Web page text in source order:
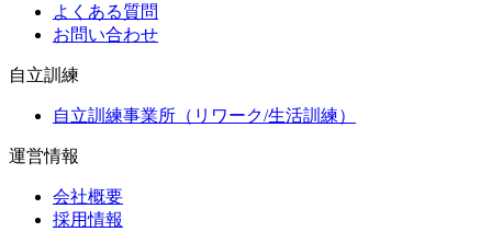
よくある質問
お問い合わせ
自立訓練
自立訓練事業所（リワーク/生活訓練）
運営情報
会社概要
採用情報